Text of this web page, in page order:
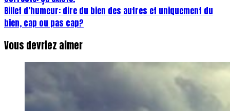
Billet d’humeur: dire du bien des autres et uniquement du
bien, cap ou pas cap?
Vous devriez aimer